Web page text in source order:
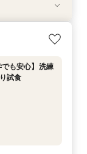
式×会食プラ
定特典付*
の第一歩♪ゆっ
スマホで簡単！
も安心】洗練
試食